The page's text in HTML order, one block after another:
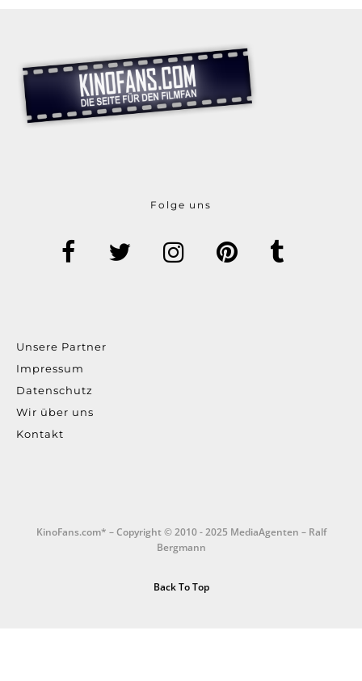
Folge uns
Unsere Partner
Impressum
Datenschutz
Wir über uns
Kontakt
KinoFans.com* – Copyright © 2010 - 2025 MediaAgenten – Ralf
Bergmann
Back To Top